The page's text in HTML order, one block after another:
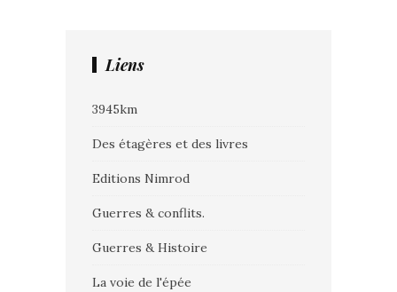
Liens
3945km
Des étagères et des livres
Editions Nimrod
Guerres & conflits.
Guerres & Histoire
La voie de l'épée